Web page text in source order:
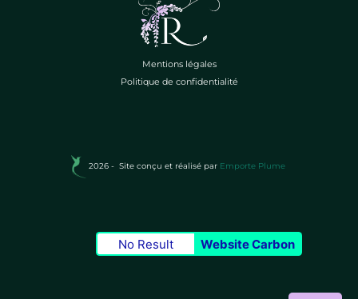
Mentions légales
Politique de confidentialité
2026 - Site conçu et réalisé par Emporte Plume
No Result Website Carbon